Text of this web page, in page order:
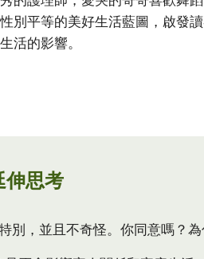
別平等的美好生活藍圖，啟發
活的影響。
伸思考
別，並且不奇怪。你同意嗎？